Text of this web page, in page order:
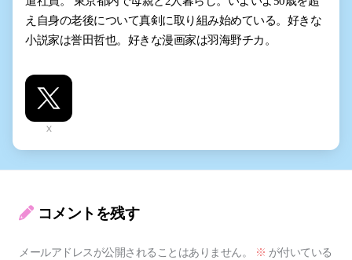
え自身の老後について真剣に取り組み始めている。好きな
小説家は誉田哲也。好きな漫画家は羽海野チカ。
X
コメントを残す
メールアドレスが公開されることはありません。 ※ が付いている